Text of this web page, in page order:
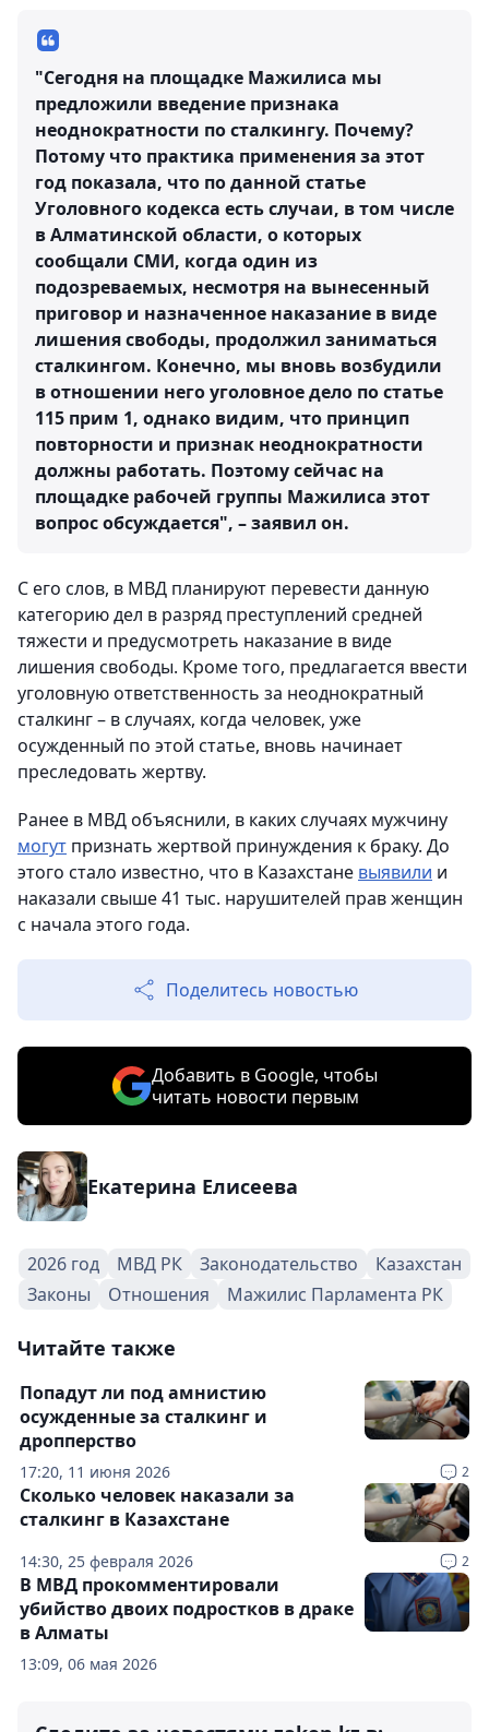
"Сегодня на площадке Мажилиса мы
предложили введение признака
неоднократности по сталкингу. Почему?
Потому что практика применения за этот
год показала, что по данной статье
Уголовного кодекса есть случаи, в том числе
в Алматинской области, о которых
сообщали СМИ, когда один из
подозреваемых, несмотря на вынесенный
приговор и назначенное наказание в виде
лишения свободы, продолжил заниматься
сталкингом. Конечно, мы вновь возбудили
в отношении него уголовное дело по статье
115 прим 1, однако видим, что принцип
повторности и признак неоднократности
должны работать. Поэтому сейчас на
площадке рабочей группы Мажилиса этот
вопрос обсуждается", – заявил он.
С его слов, в МВД планируют перевести данную
категорию дел в разряд преступлений средней
тяжести и предусмотреть наказание в виде
лишения свободы. Кроме того, предлагается ввести
уголовную ответственность за неоднократный
сталкинг – в случаях, когда человек, уже
осужденный по этой статье, вновь начинает
преследовать жертву.
Ранее в МВД объяснили, в каких случаях мужчину
могут признать жертвой принуждения к браку. До
этого стало известно, что в Казахстане выявили и
наказали свыше 41 тыс. нарушителей прав женщин
с начала этого года.
Поделитесь новостью
Добавить в Google, чтобы
читать новости первым
Екатерина Елисеева
2026 год МВД РК Законодательство
Казахстан
Законы
Отношения Мажилис Парламента РК
Читайте также
17:20, 11 июня 2026 2
Попадут ли под амнистию
осужденные за сталкинг и
дропперство
14:30, 25 февраля 2026 2
Сколько человек наказали за
сталкинг в Казахстане
13:09, 06 мая 2026
В МВД прокомментировали
убийство двоих подростков в драке
в Алматы